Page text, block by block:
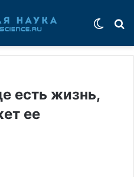
есть жизнь,
ее